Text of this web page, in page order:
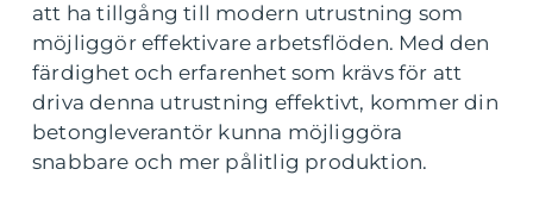
att ha tillgång till modern utrustning som
möjliggör effektivare arbetsflöden. Med den
färdighet och erfarenhet som krävs för att
driva denna utrustning effektivt, kommer din
betongleverantör kunna möjliggöra
snabbare och mer pålitlig produktion.